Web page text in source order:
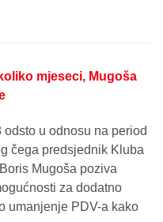
mjeseci, Mugoša
u odnosu na period
čega predsjednik Kluba
Mugoša poziva
za dodatno
umanjenje PDV-a kako